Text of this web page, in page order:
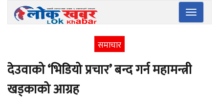
Toggle
समाचार
देउवाको ‘भिडियो प्रचार’ बन्द गर्न महामन्त्री
खड्काको आग्रह